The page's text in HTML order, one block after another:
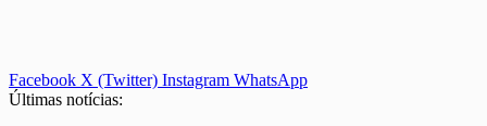
Facebook X (Twitter) Instagram WhatsApp
Últimas notícias: